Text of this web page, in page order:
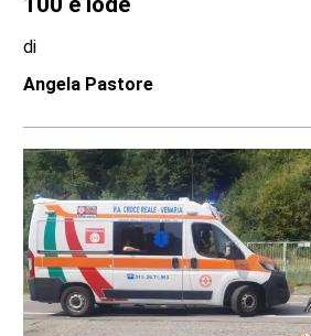
Edoardo Colombatto da
La Ruota della Fortuna:
100 e lode
Angela Pastore